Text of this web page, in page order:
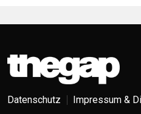
Datenschutz Impressum &